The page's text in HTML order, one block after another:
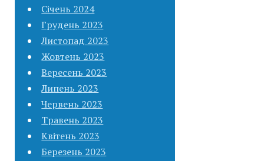
Січень 2024
Грудень 2023
Листопад 2023
Жовтень 2023
Вересень 2023
Липень 2023
Червень 2023
Травень 2023
Квітень 2023
Березень 2023